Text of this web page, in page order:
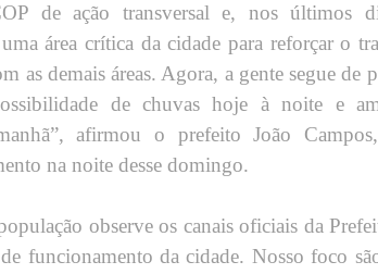
de ação transversal e, nos últimos
área crítica da cidade para reforçar o
as demais áreas. Agora, a gente segue de
de chuvas hoje à noite e
afirmou o prefeito João
na noite desse domingo.
observe os canais oficiais da
funcionamento da cidade. Nosso foco